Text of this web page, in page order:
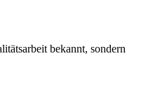
bekannt, sondern